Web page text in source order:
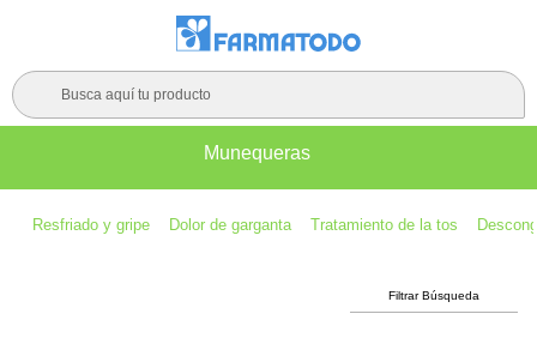
Busca aquí tu producto
Munequeras
Resfriado y gripe Dolor de garganta Tratamiento de la tos
Filtrar Búsqueda